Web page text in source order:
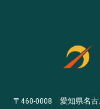
〒460-0008 愛知県名